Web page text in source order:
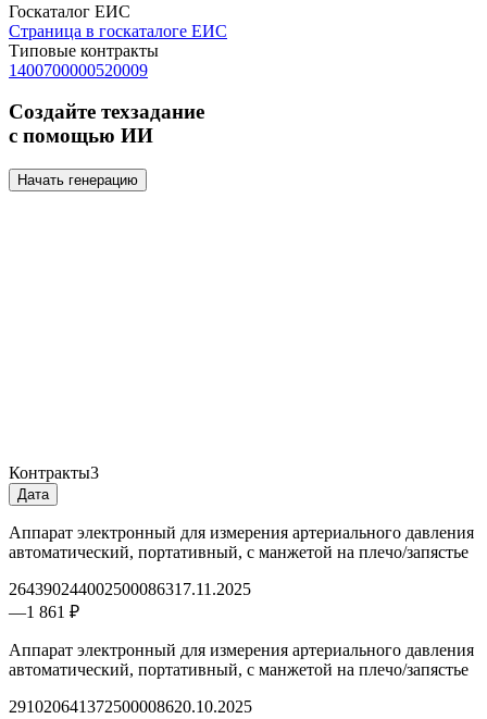
Госкаталог ЕИС
Страница в госкаталоге ЕИС
Типовые контракты
1400700000520009
Создайте техзадание
с помощью ИИ
Начать генерацию
Контракты3
Дата
Аппарат электронный для измерения артериального давления
автоматический, портативный, с манжетой на плечо/запястье
264390244002500086317.11.2025
—1 861 ₽
Аппарат электронный для измерения артериального давления
автоматический, портативный, с манжетой на плечо/запястье
291020641372500008620.10.2025